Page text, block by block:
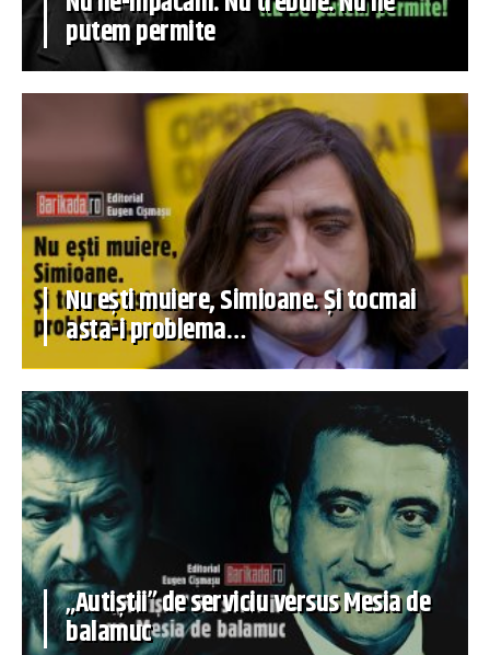
putem permite
Nu ești muiere, Simioane. Și tocmai
asta-i problema…
„Autiștii” de serviciu versus Mesia de
balamuc